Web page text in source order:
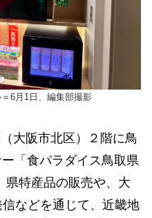
6月1日、編集部撮影
大阪市北区）２階に鳥
「食パラダイス鳥取県
県特産品の販売や、大
などを通じて、近畿地